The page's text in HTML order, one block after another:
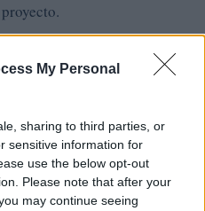
My Personal
sharing to third parties, or
sensitive information for
use the below opt-out
Please note that after your
may continue seeing